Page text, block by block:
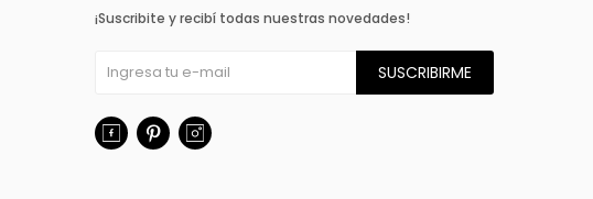
¡Suscribite y recibí todas nuestras novedades!
SUSCRIBIRME
  